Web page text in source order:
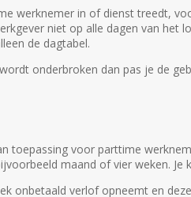
werknemer in of dienst treedt,
niet op alle dagen van
de dagtabel.
onderbroken dan pas je de
toepassing voor parttime
maand of vier weken.
onbetaald verlof opneemt en